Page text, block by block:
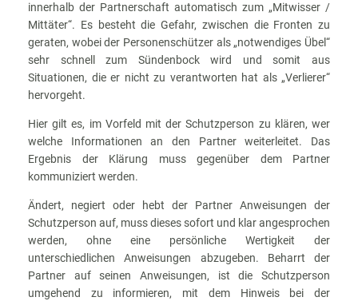
innerhalb der Partnerschaft automatisch zum „Mitwisser /
Mittäter“. Es besteht die Gefahr, zwischen die Fronten zu
geraten, wobei der Personenschützer als „notwendiges Übel“
sehr schnell zum Sündenbock wird und somit aus
Situationen, die er nicht zu verantworten hat als „Verlierer“
hervorgeht.
Hier gilt es, im Vorfeld mit der Schutzperson zu klären, wer
welche Informationen an den Partner weiterleitet. Das
Ergebnis der Klärung muss gegenüber dem Partner
kommuniziert werden.
Ändert, negiert oder hebt der Partner Anweisungen der
Schutzperson auf, muss dieses sofort und klar angesprochen
werden, ohne eine persönliche Wertigkeit der
unterschiedlichen Anweisungen abzugeben. Beharrt der
Partner auf seinen Anweisungen, ist die Schutzperson
umgehend zu informieren, mit dem Hinweis bei der